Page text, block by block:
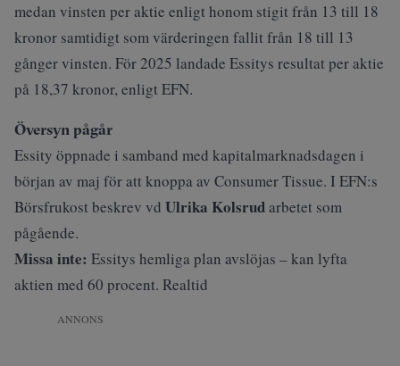
medan vinsten per aktie enligt honom stigit från 13 till 18
kronor samtidigt som värderingen fallit från 18 till 13
gånger vinsten. För 2025 landade Essitys resultat per aktie
på 18,37 kronor, enligt EFN.
Översyn pågår
Essity öppnade i samband med kapitalmarknadsdagen i
början av maj för att knoppa av Consumer Tissue. I EFN:s
Börsfrukost beskrev vd Ulrika Kolsrudarbetet som
pågående.
Missa inte: Essitys hemliga plan avslöjas – kan lyfta
aktien med 60 procent. Realtid
ANNONS